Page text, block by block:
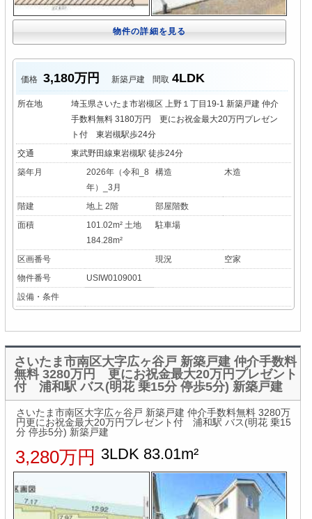
物件の詳細を見る
価格 3,180万円 新築戸建 間取 4LDK
所在地
埼玉県さいたま市岩槻区 上野１丁目19-1 新築戸建 仲介
手数料無料 3180万円 更にお祝金最大20万円プレゼン
ト付 東岩槻駅歩24分
交通
東武野田線東岩槻駅 徒歩24分
築年月
2026年（令和_8
年）_3月
構造 木造
階建 地上 2階
部屋階数
面積
101.02m² 土地
184.28m²
駐車場
区画番号 現況
空家
物件番号
USIW0109001
設備・条件
さいたま市南区大字広ヶ谷戸 新築戸建 仲介手数料
無料 3280万円 更にお祝金最大20万円プレゼント
付 浦和駅 バス(明花 乗15分 停歩5分) 新築戸建
さいたま市南区大字広ヶ谷戸 新築戸建 仲介手数料無料 3280万
円更にお祝金最大20万円プレゼント付 浦和駅 バス(明花 乗15
分 停歩5分) 新築戸建
3,280万円 3LDK 83.01m²